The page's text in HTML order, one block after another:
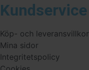
Kundservice
Köp- och leveransvillkor
Mina sidor
Integritetspolicy